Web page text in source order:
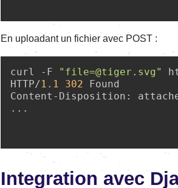
En uploadant un fichier avec POST :
curl -F "file=@tiger.svg"
HTTP/1.1 302 Found
Content-Disposition:
...
Integration avec